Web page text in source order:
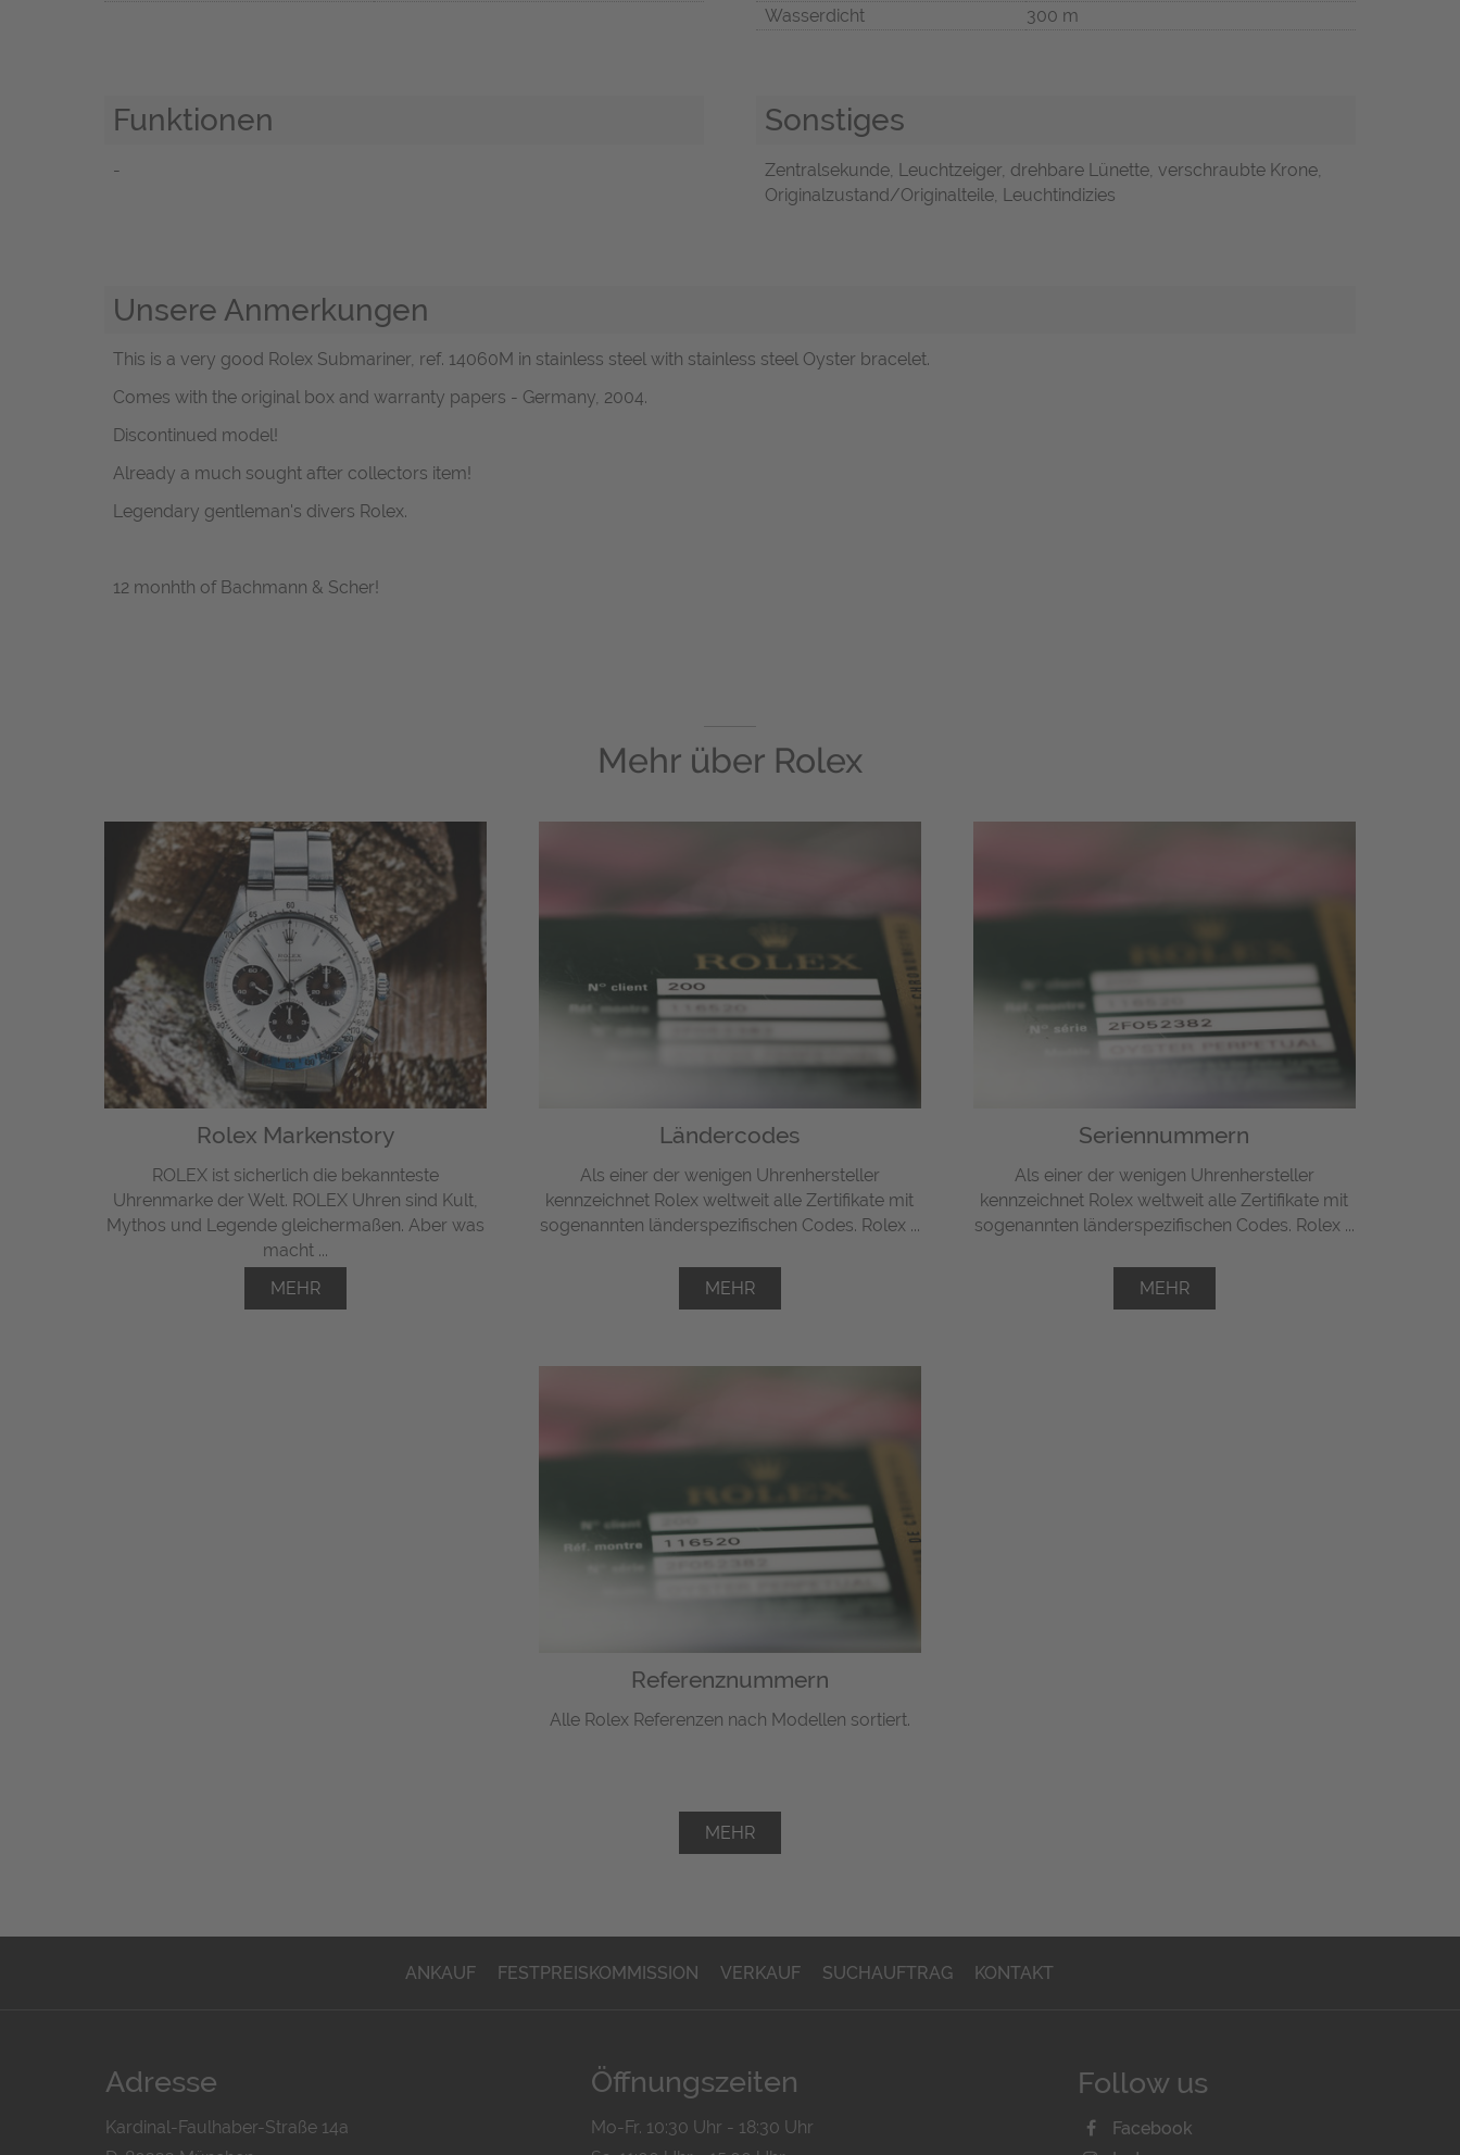
Wasserdicht
300 m
Funktionen
-
Sonstiges
Zentralsekunde, Leuchtzeiger, drehbare Lünette, verschraubte Krone,
Originalzustand/Originalteile, Leuchtindizies
Unsere Anmerkungen
This is a very good Rolex Submariner, ref. 14060M in stainless steel with stainless steel Oyster bracelet.
Comes with the original box and warranty papers - Germany, 2004.
Discontinued model!
Already a much sought after collectors item!
Legendary gentleman's divers Rolex.
12 monhth of Bachmann & Scher!
Mehr über Rolex
Rolex Markenstory
ROLEX ist sicherlich die bekannteste
Uhrenmarke der Welt. ROLEX Uhren sind Kult,
Mythos und Legende gleichermaßen. Aber was
macht ...
MEHR
Ländercodes
Als einer der wenigen Uhrenhersteller
kennzeichnet Rolex weltweit alle Zertifikate mit
sogenannten länderspezifischen Codes. Rolex ...
MEHR
Seriennummern
Als einer der wenigen Uhrenhersteller
kennzeichnet Rolex weltweit alle Zertifikate mit
sogenannten länderspezifischen Codes. Rolex ...
MEHR
Referenznummern
Alle Rolex Referenzen nach Modellen sortiert.
MEHR
ANKAUF FESTPREISKOMMISSION VERKAUF SUCHAUFTRAG KONTAKT
Adresse
Kardinal-Faulhaber-Straße 14a
Öffnungszeiten
Mo-Fr. 10:30 Uhr - 18:30 Uhr
Follow us
Facebook